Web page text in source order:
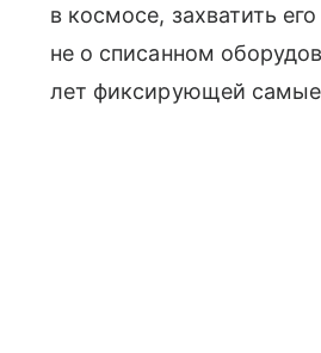
в космосе, захватить
не о списанном
лет фиксирующей